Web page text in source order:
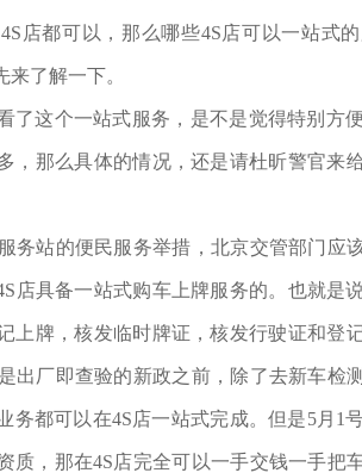
店都可以，那么哪些4S店可以一站式
了解一下。
了这个一站式服务，是不是觉得特别方
，那么具体的情况，还是请杜昕警官来
务站的便民服务举措，北京交管部门应
店具备一站式购车上牌服务的。也就是
上牌，核发临时牌证，核发行驶证和登
出厂即查验的新政之前，除了去新车检
务都可以在4S店一站式完成。但是5月1
质，那在4S店完全可以一手交钱一手把